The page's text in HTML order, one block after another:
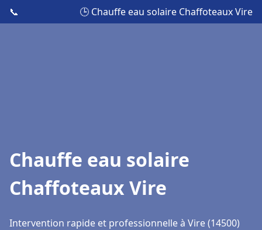
📞 🕒 Chauffe eau solaire Chaffoteaux Vire
Chauffe eau solaire
Chaffoteaux Vire
Intervention rapide et professionnelle à Vire (14500)